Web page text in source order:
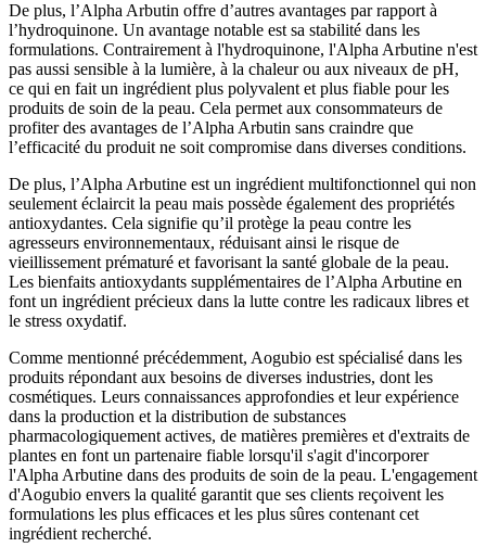
De plus, l’Alpha Arbutin offre d’autres avantages par rapport à
l’hydroquinone. Un avantage notable est sa stabilité dans les
formulations. Contrairement à l'hydroquinone, l'Alpha Arbutine n'est
pas aussi sensible à la lumière, à la chaleur ou aux niveaux de pH,
ce qui en fait un ingrédient plus polyvalent et plus fiable pour les
produits de soin de la peau. Cela permet aux consommateurs de
profiter des avantages de l’Alpha Arbutin sans craindre que
l’efficacité du produit ne soit compromise dans diverses conditions.
De plus, l’Alpha Arbutine est un ingrédient multifonctionnel qui non
seulement éclaircit la peau mais possède également des propriétés
antioxydantes. Cela signifie qu’il protège la peau contre les
agresseurs environnementaux, réduisant ainsi le risque de
vieillissement prématuré et favorisant la santé globale de la peau.
Les bienfaits antioxydants supplémentaires de l’Alpha Arbutine en
font un ingrédient précieux dans la lutte contre les radicaux libres et
le stress oxydatif.
Comme mentionné précédemment, Aogubio est spécialisé dans les
produits répondant aux besoins de diverses industries, dont les
cosmétiques. Leurs connaissances approfondies et leur expérience
dans la production et la distribution de substances
pharmacologiquement actives, de matières premières et d'extraits de
plantes en font un partenaire fiable lorsqu'il s'agit d'incorporer
l'Alpha Arbutine dans des produits de soin de la peau. L'engagement
d'Aogubio envers la qualité garantit que ses clients reçoivent les
formulations les plus efficaces et les plus sûres contenant cet
ingrédient recherché.